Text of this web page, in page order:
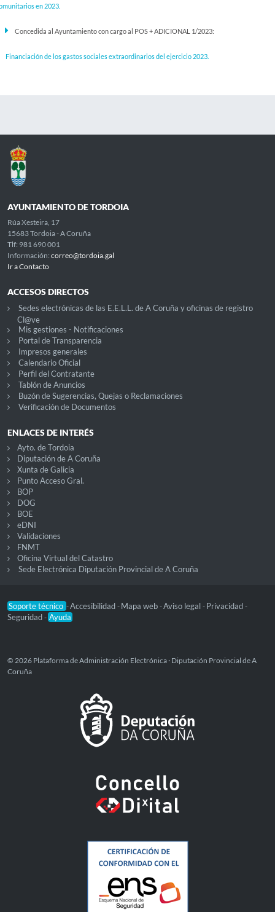
en 2023.
Concedida al Ayuntamiento con cargo al POS + ADICIONAL 1/2023:
Financiación de los gastos sociales extraordinarios del ejercicio 2023.
AYUNTAMIENTO DE TORDOIA
Rúa Xesteira, 17
15683 Tordoia - A Coruña
Tlf: 981 690 001
Información: correo@tordoia.gal
Ir a Contacto
ACCESOS DIRECTOS
Sedes electrónicas de las E.E.L.L. de A Coruña y oficinas de registro
Cl@ve
Mis gestiones - Notificaciones
Portal de Transparencia
Impresos generales
Calendario Oficial
Perfil del Contratante
Tablón de Anuncios
Buzón de Sugerencias, Quejas o Reclamaciones
Verificación de Documentos
ENLACES DE INTERÉS
Ayto. de Tordoia
Diputación de A Coruña
Xunta de Galicia
Punto Acceso Gral.
BOP
DOG
BOE
eDNI
Validaciones
FNMT
Oficina Virtual del Catastro
Sede Electrónica Diputación Provincial de A Coruña
Soporte técnico -Accesibilidad - Mapa web -Aviso legal - Privacidad -
Seguridad - Ayuda
© 2026 Plataforma de Administración Electrónica · Diputación Provincial de A
Coruña